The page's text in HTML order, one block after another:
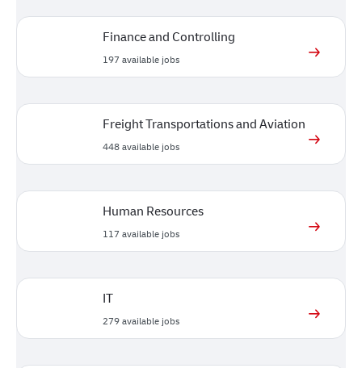
Finance and Controlling
197 available jobs
Freight Transportations and Aviation
448available jobs
Human Resources
117 available jobs
IT
279available jobs